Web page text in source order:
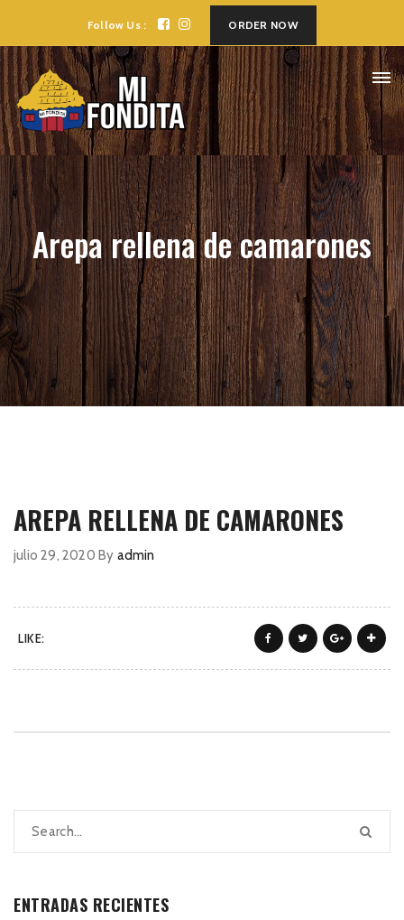
Follow Us : ORDER NOW
Arepa rellena de camarones
AREPA RELLENA DE CAMARONES
julio 29, 2020 By admin
LIKE:
ENTRADAS RECIENTES